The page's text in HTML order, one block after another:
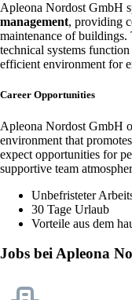
Apleona Nordost GmbH
management, providing
maintenance of buildings.
technical systems
efficient environment for
Career Opportunities
Apleona Nordost GmbH
environment that
expect opportunities for
supportive team
Unbefristeter
30 Tage Urlaub
Vorteile aus dem
Jobs bei Apleona